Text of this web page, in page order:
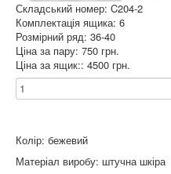
Складський номер: C204-2
Комплектація ящика: 6
Розмірний ряд: 36-40
Ціна за пару: 750 грн.
Ціна за ящик:: 4500 грн.
Колір: бежевий
Матеріал виробу: штучна шкіра